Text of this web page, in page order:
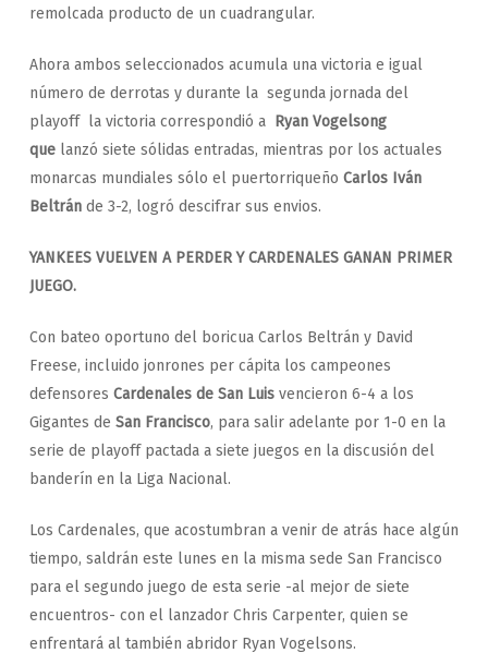
remolcada producto de un cuadrangular.
Ahora ambos seleccionados acumula una victoria e igual
número de derrotas y durante la segunda jornada del
playoff la victoria correspondió a Ryan Vogelsong
quelanzó siete sólidas entradas, mientras por los actuales
monarcas mundiales sólo el puertorriqueño Carlos Iván
Beltránde 3-2, logró descifrar sus envios.
YANKEES VUELVEN A PERDER Y CARDENALES GANAN PRIMER
JUEGO.
Con bateo oportuno del boricua Carlos Beltrán y David
Freese, incluido jonrones per cápita los campeones
defensores Cardenales de San Luisvencieron 6-4 a los
Gigantes de San Francisco, para salir adelante por 1-0 en la
serie de playoff pactada a siete juegos en la discusión del
banderín en la Liga Nacional.
Los Cardenales, que acostumbran a venir de atrás hace algún
tiempo, saldrán este lunes en la misma sede San Francisco
para el segundo juego de esta serie -al mejor de siete
encuentros- con el lanzador Chris Carpenter, quien se
enfrentará al también abridor Ryan Vogelsons.